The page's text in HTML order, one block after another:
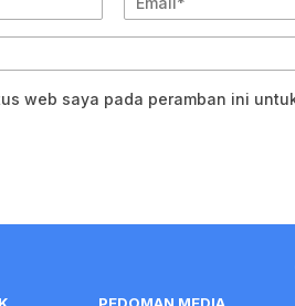
web saya pada peramban ini